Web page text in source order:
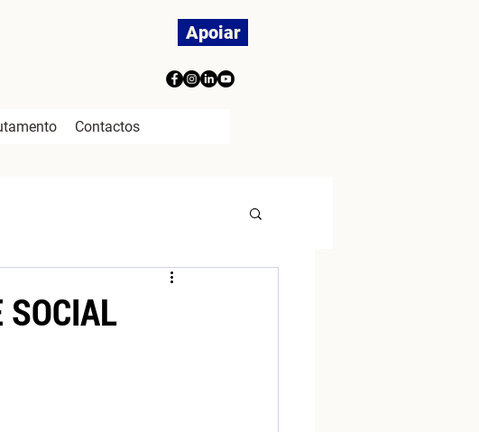
Apoiar
Contactos